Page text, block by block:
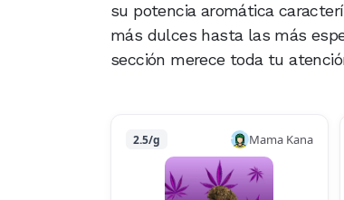
su potencia aromática
más dulces hasta las más
sección merece toda tu
2.5/g Mama Kana